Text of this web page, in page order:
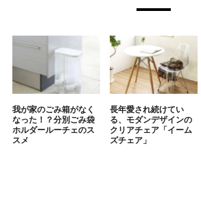
我が家のごみ箱がなく
なった！？分別ごみ袋
ホルダールーチェのス
スメ
長年愛され続けてい
る、モダンデザインの
クリアチェア「イーム
ズチェア」